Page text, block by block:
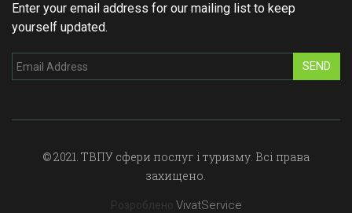
Enter your email address for our mailing list to keep
yourself updated.
SEND
© 2021. ТВПУ сфери послуг і туризму. Всі права
захищено.
Розроблено VivatService